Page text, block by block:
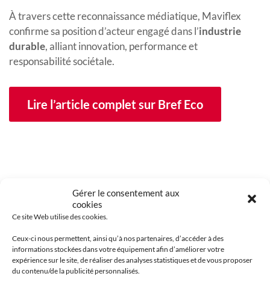
Gérer le consentement aux
cookies
Ce site Web utilise des cookies.
Ceux-ci nous permettent, ainsi qu’à nos partenaires, d’accéder à des
informations stockées dans votre équipement afin d’améliorer votre
expérience sur le site, de réaliser des analyses statistiques et de vous proposer
du contenu/de la publicité personnalisés.
À travers cette reconnaissance médiatique, Maviflex
confirme sa position d’acteur engagé dans l’industrie
durable, alliant innovation, performance et
responsabilité sociétale.
Lire l’article complet sur Bref Eco
LE SAVIEZ-VOUS?